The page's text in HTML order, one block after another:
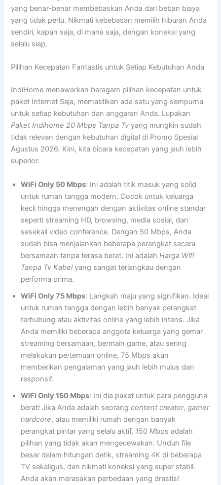
yang benar-benar membebaskan Anda dari beban biaya
yang tidak perlu. Nikmati kebebasan memilih hiburan Anda
sendiri, kapan saja, di mana saja, dengan koneksi yang
selalu siap.
Pilihan Kecepatan Fantastis untuk Setiap Kebutuhan Anda
IndiHome menawarkan beragam pilihan kecepatan untuk
paket Internet Saja, memastikan ada satu yang sempurna
untuk setiap kebutuhan dan anggaran Anda. Lupakan
Paket Indihome 20 Mbps Tanpa Tv yang mungkin sudah
tidak relevan dengan kebutuhan digital di Promo Spesial
Agustus 2026. Kini, kita bicara kecepatan yang jauh lebih
superior:
WiFi Only 50 Mbps: Ini adalah titik masuk yang solid
untuk rumah tangga modern. Cocok untuk keluarga
kecil hingga menengah dengan aktivitas online standar
seperti streaming HD, browsing, media sosial, dan
sesekali video conference. Dengan 50 Mbps, Anda
sudah bisa menjalankan beberapa perangkat secara
bersamaan tanpa terasa berat. Ini adalahHarga Wifi
Tanpa Tv Kabelyang sangat terjangkau dengan
performa prima.
WiFi Only 75 Mbps: Langkah maju yang signifikan. Ideal
untuk rumah tangga dengan lebih banyak perangkat
terhubung atau aktivitas online yang lebih intens. Jika
Anda memiliki beberapa anggota keluarga yang gemar
streaming bersamaan, bermain game, atau sering
melakukan pertemuan online, 75 Mbps akan
memberikan pengalaman yang jauh lebih mulus dan
responsif.
WiFi Only 150 Mbps: Ini dia paket untuk para pengguna
berat! Jika Anda adalah seorangcontent creator,gamer
hardcore, atau memiliki rumah dengan banyak
perangkat pintar yang selalu aktif, 150 Mbps adalah
pilihan yang tidak akan mengecewakan. Unduh file
besar dalam hitungan detik, streaming 4K di beberapa
TV sekaligus, dan nikmati koneksi yang super stabil.
Anda akan merasakan perbedaan yang drastis!